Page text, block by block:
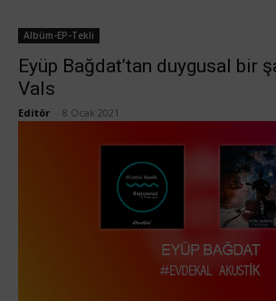
Albüm-EP-Tekli
Eyüp Bağdat’tan duygusal bir
Vals
Editör 8 Ocak 2021